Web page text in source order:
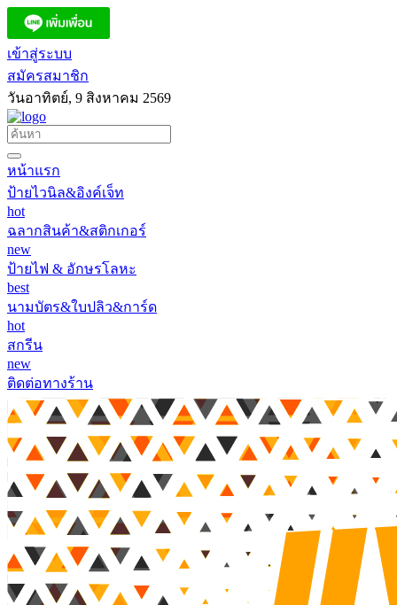
เข้าสู่ระบบ
สมัครสมาชิก
วันอาทิตย์, 9 สิงหาคม 2569
หน้าแรก
ป้ายไวนิล&อิงค์เจ็ท
hot
ฉลากสินค้า&สติกเกอร์
new
ป้ายไฟ & อักษรโลหะ
best
นามบัตร&ใบปลิว&การ์ด
hot
สกรีน
new
ติดต่อทางร้าน